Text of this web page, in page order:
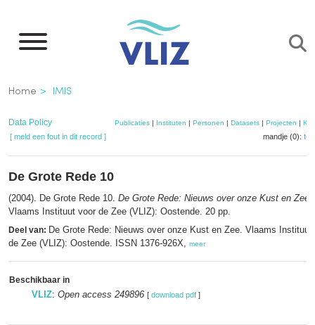
naar
inhoud
gaan
Kruimelpad
Home IMIS
Data Policy Publicaties | Instituten | Personen | Datasets | Projecten |
[ meld een fout in dit record ] mandje (0):
De Grote Rede 10
(2004). De Grote Rede 10. De Grote Rede: Nieuws over onze Kust en Zee
Vlaams Instituut voor de Zee (VLIZ): Oostende. 20 pp.
Deel van: De Grote Rede: Nieuws over onze Kust en Zee. Vlaams Instituut
de Zee (VLIZ): Oostende. ISSN 1376-926X, meer
Beschikbaar in
VLIZ: Open access 249896 [ download pdf ]